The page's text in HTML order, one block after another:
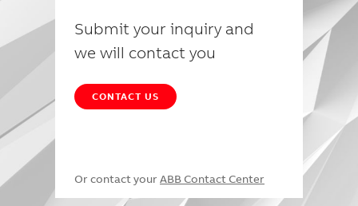
Submit your inquiry and
we will contact you
CONTACT US
Or contact your ABB Contact Center